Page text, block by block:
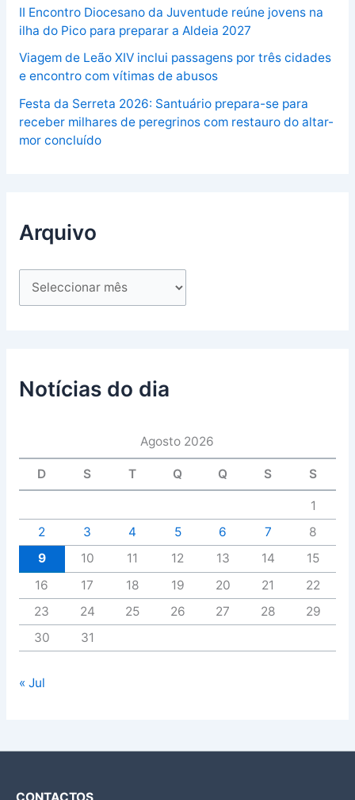
II Encontro Diocesano da Juventude reúne jovens na
ilha do Pico para preparar a Aldeia 2027
Viagem de Leão XIV inclui passagens por três cidades
e encontro com vítimas de abusos
Festa da Serreta 2026: Santuário prepara-se para
receber milhares de peregrinos com restauro do altar-
mor concluído
Arquivo
Notícias do dia
Agosto 2026
D S T Q Q S S
1
2
3 4 5 6 7
8
9
10 11 12 13 14
15
16
17 18 19 20 21
22
23
24 25 26 27 28
29
30
31
« Jul
CONTACTOS